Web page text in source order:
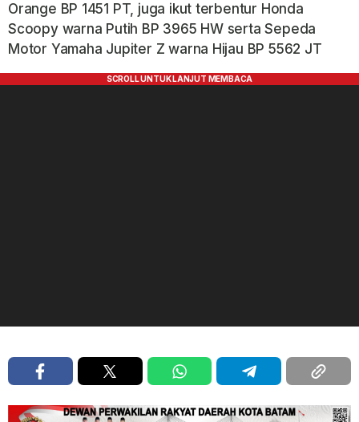
Orange BP 1451 PT, juga ikut terbentur Honda
Scoopy warna Putih BP 3965 HW serta Sepeda
Motor Yamaha Jupiter Z warna Hijau BP 5562 JT